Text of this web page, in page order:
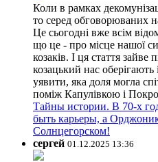
Коли в рамках
то серед обговорюваних
Це сьогодні вже всім
що це - про місце нашої
козаків. І ця стаття
козацький нас
уявити, яка доля могла
поміж Капулівкою і
Тайны истории. В 70-х
быть карьеры, а
Солнцегорском!
сергей 01.12.2025 13:36